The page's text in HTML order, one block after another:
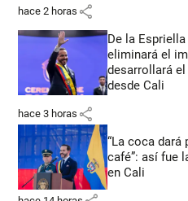
hace 2 horas share
De la
eliminará el
desarrollará
desde Cali
hace 3 horas share
“La coca dará
café”: así fue
en Cali